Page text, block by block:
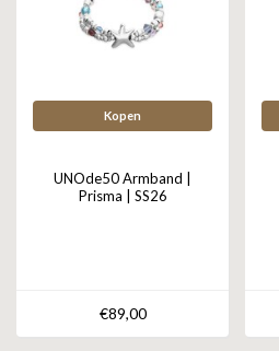
Kopen
UNOde50 Armband |
Prisma | SS26
€89,00